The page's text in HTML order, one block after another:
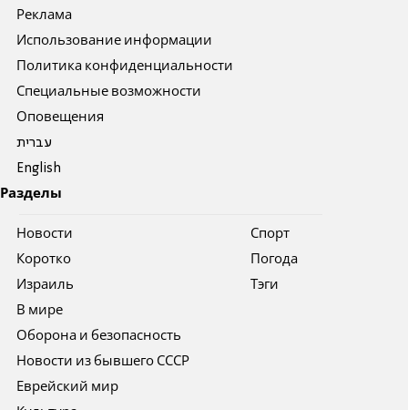
Реклама
Использование информации
Политика конфиденциальности
Специальные возможности
Оповещения
עברית
English
Разделы
Новости
Коротко
Израиль
В мире
Оборона и безопасность
Новости из бывшего СССР
Еврейский мир
Спорт
Погода
Тэги